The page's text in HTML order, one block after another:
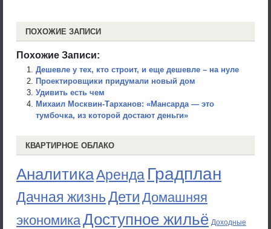
ПОХОЖИЕ ЗАПИСИ
Похожие Записи:
Дешевле у тех, кто строит, и еще дешевле – на нуле
Проектировщики придумали новый дом
Удивить есть чем
Михаил Москвин-Тарханов: «Мансарда — это
тумбочка, из которой достают деньги»
КВАРТИРНОЕ ОБЛАКО
АналитикаАренда Градплан
Дачная жизньДети Домашняя
экономикаДоступное жильё Доходные